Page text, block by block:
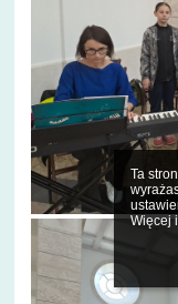
Ta
Więcej